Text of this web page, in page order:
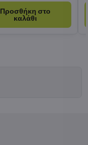
Προσθήκη στο
καλάθι